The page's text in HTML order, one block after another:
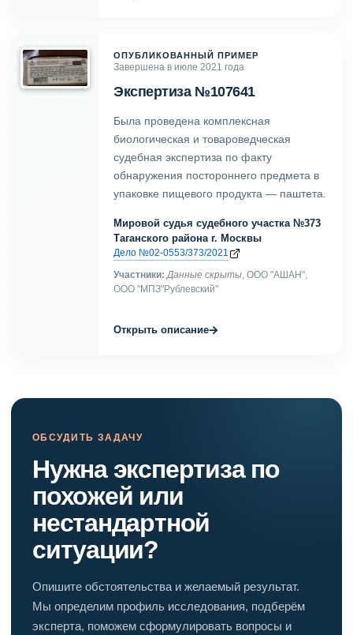
ОПУБЛИКОВАННЫЙ ПРИМЕР
Завершена в июле 2021 года
Экспертиза №107641
Была проведена комплексная
биологическая и товароведческая
судебная экспертиза по факту
обнаружения постороннего предмета в
упаковке пищевого продукта — паштета.
Мировой судья судебного участка №373
Таганского района г. Москвы
Дело №02-0553/373/2021
Участники: Данные скрыты, ООО "АШАН",
ООО "МПЗ"Рублевский"
Открыть описание→
ОБСУДИТЬ ЗАДАЧУ
Нужна экспертиза по
похожей или
нестандартной
ситуации?
Опишите обстоятельства и желаемый результат.
Мы определим профиль исследования, подберём
эксперта, поможем сформулировать вопросы и